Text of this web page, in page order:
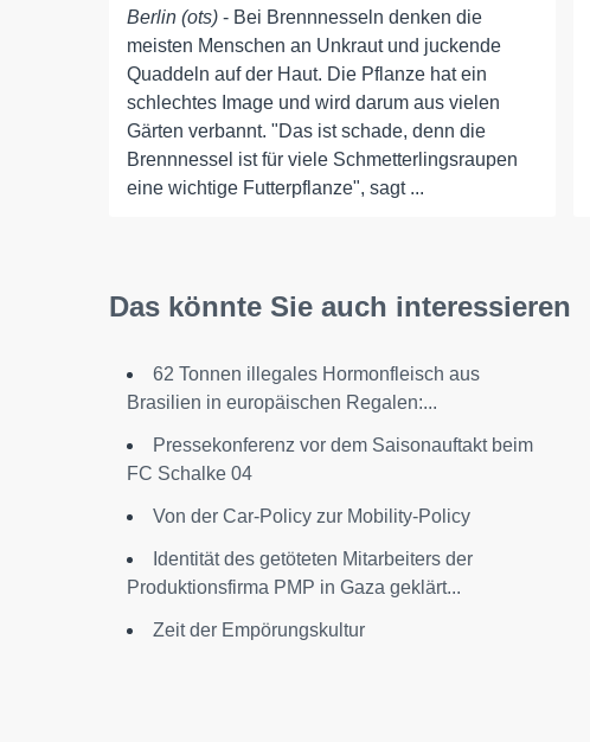
Berlin (ots) - Bei Brennnesseln denken die
meisten Menschen an Unkraut und juckende
Quaddeln auf der Haut. Die Pflanze hat ein
schlechtes Image und wird darum aus vielen
Gärten verbannt. "Das ist schade, denn die
Brennnessel ist für viele Schmetterlingsraupen
eine wichtige Futterpflanze", sagt ...
Das könnte Sie auch interessieren
62 Tonnen illegales Hormonfleisch aus
Brasilien in europäischen Regalen:...
Pressekonferenz vor dem Saisonauftakt beim
FC Schalke 04
Von der Car-Policy zur Mobility-Policy
Identität des getöteten Mitarbeiters der
Produktionsfirma PMP in Gaza geklärt...
Zeit der Empörungskultur